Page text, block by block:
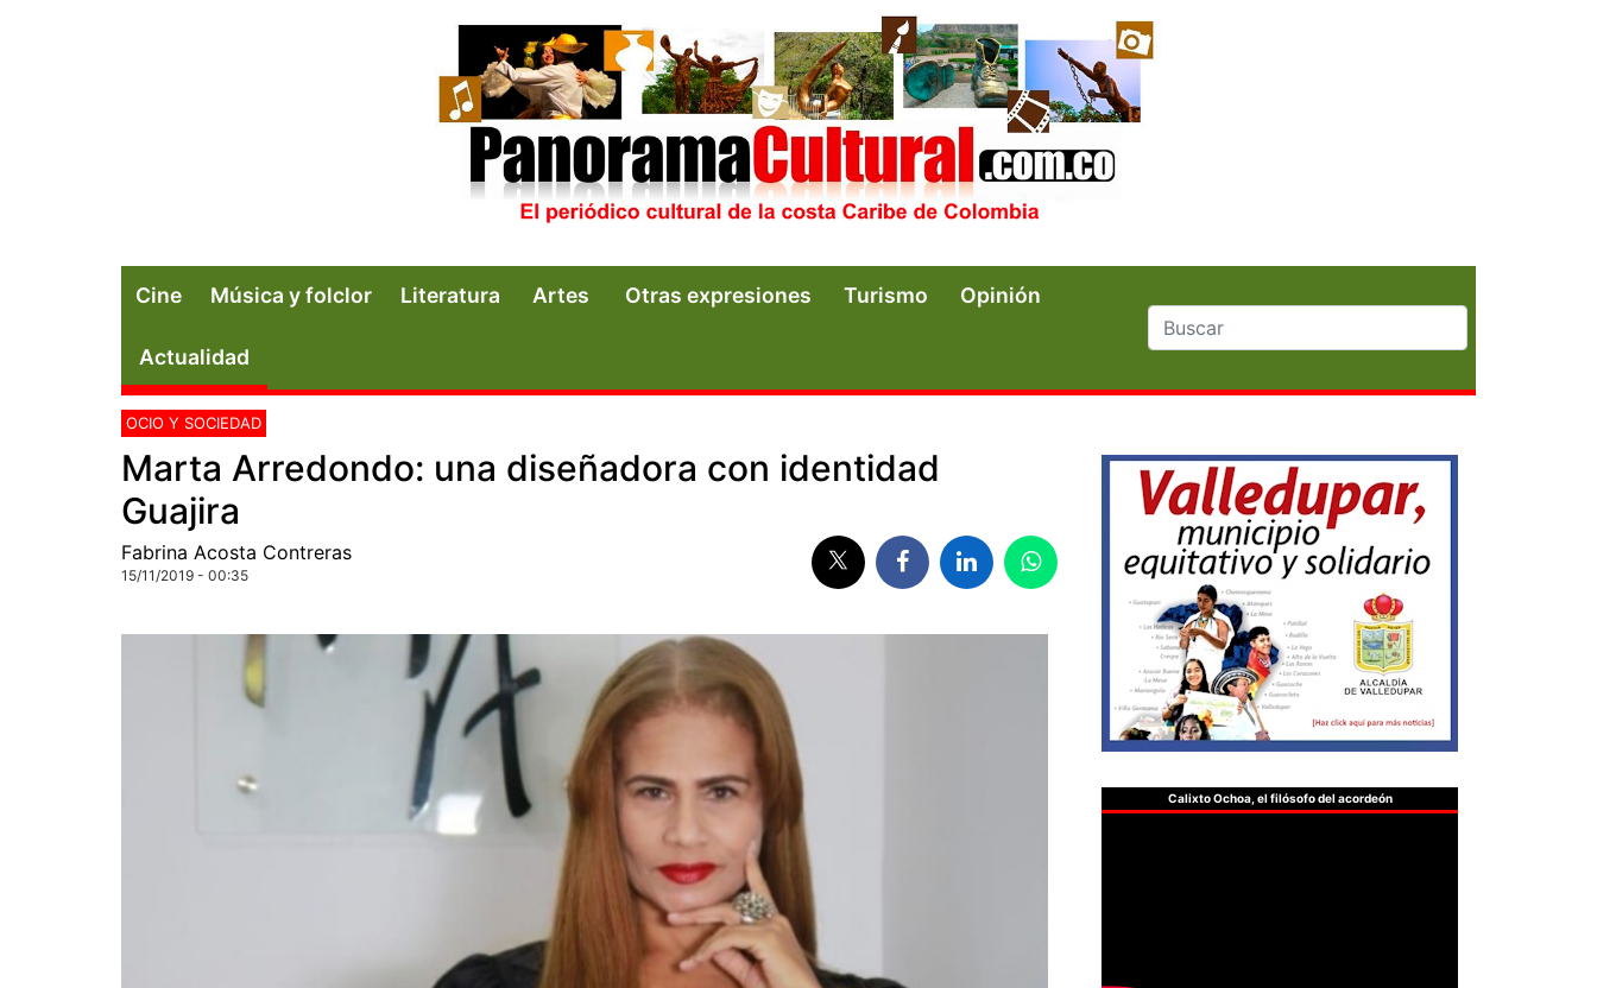
Cine Música y folclor Literatura Artes Otras expresiones Turismo Opinión
Actualidad
OCIO Y SOCIEDAD
Marta Arredondo: una diseñadora con identidad
Guajira
Fabrina Acosta Contreras
15/11/2019 - 00:35
Calixto Ochoa, el filósofo del acordeón